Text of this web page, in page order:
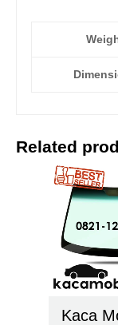
Related
Kaca